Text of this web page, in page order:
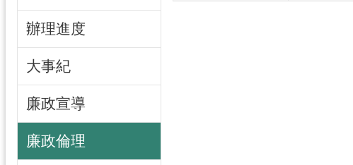
辦理進度
大事紀
廉政宣導
廉政倫理